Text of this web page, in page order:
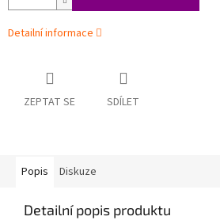
Detailní informace
ZEPTAT SE SDÍLET
Popis Diskuze
Detailní popis produktu